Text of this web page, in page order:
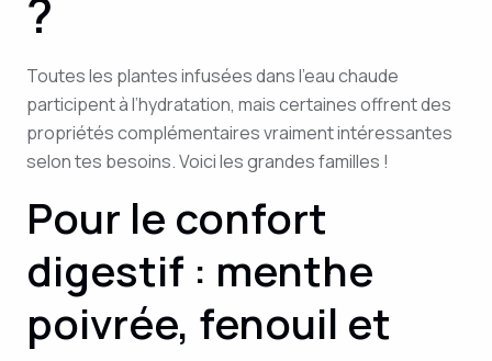
?
Toutes les plantes infusées dans l’eau chaude
participent à l’hydratation, mais certaines offrent des
propriétés complémentaires vraiment intéressantes
selon tes besoins. Voici les grandes familles !
Pour le confort
digestif : menthe
poivrée, fenouil et